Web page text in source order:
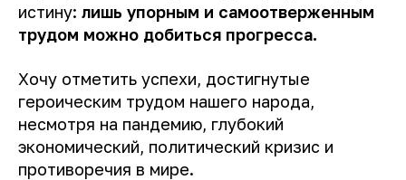
истину: лишь упорным и самоотверженным
трудом можно добиться прогресса.
Хочу отметить успехи, достигнутые
героическим трудом нашего народа,
несмотря на пандемию, глубокий
экономический, политический кризис и
противоречия в мире.